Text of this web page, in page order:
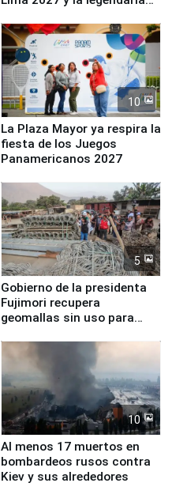
10
La Plaza Mayor ya respira la
fiesta de los Juegos
Panamericanos 2027
5
Gobierno de la presidenta
Fujimori recupera
geomallas sin uso para
Fenómeno El Niño
10
Al menos 17 muertos en
bombardeos rusos contra
Kiev y sus alrededores